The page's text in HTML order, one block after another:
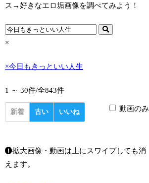
ス→好きなエロ垢画像を調べてみよう！
×
×今日もきっといい人生
1 ～ 30件/全843件
新着 古い いいね 動画のみ
拡大画像・動画は上にスワイプしても消
えます。